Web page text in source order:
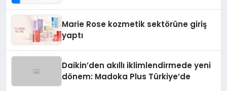
Marie Rose kozmetik sektörüne giriş
yaptı
Daikin’den akıllı iklimlendirmede yeni
dönem: Madoka Plus Türkiye’de